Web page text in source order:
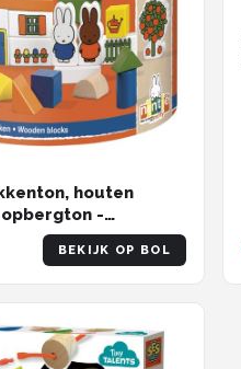
houten
-
- peuter,
Toys
BEKIJK OP BOL